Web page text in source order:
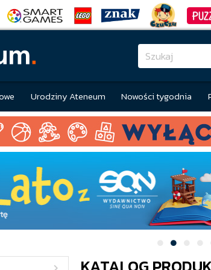
Urodziny Ateneum Nowości tygodnia